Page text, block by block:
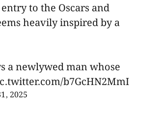
to the Oscars and
heavily inspired by a
a newlywed man whose
b7GcHN2MmI
2025